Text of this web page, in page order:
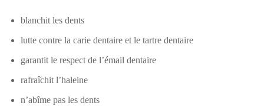
blanchit les dents
lutte contre la carie dentaire et le tartre dentaire
garantit le respect de l’émail dentaire
rafraîchit l’haleine
n’abîme pas les dents